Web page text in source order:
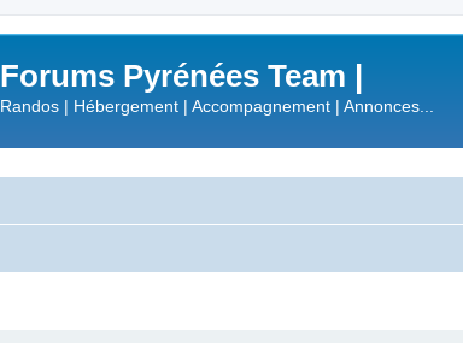
Forums Pyrénées Team |
Randos | Hébergement | Accompagnement | Annonces...